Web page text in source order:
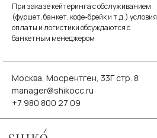
При заказе кейтеринга с обслуживанием
(фуршет, банкет, кофе-брейк и т.д.) условия
оплаты и логистики обсуждаются с
банкетным менеджером
Москва, Мосрентген, 33Г стр. 8
manager@shikocc.ru
+7 980 800 27 09